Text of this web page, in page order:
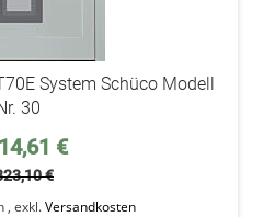
System Schüco Modell
30
€
€
, exkl.Versandkosten